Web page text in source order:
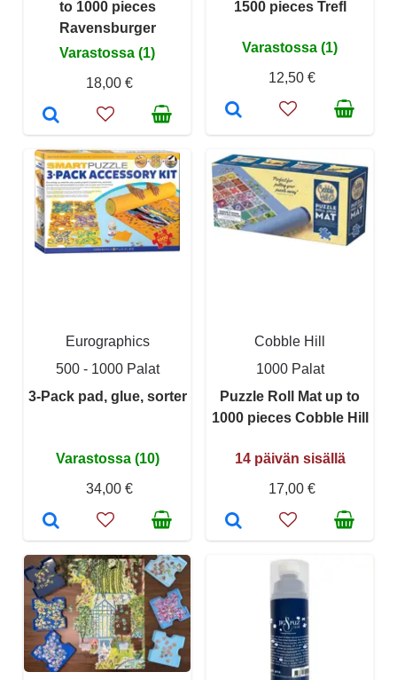
to 1000 pieces
Ravensburger
Varastossa (1)
18,00 €
1500 pieces Trefl
Varastossa (1)
12,50 €
Eurographics
500 - 1000 Palat
3-Pack pad, glue, sorter
Varastossa (10)
34,00 €
Cobble Hill
1000 Palat
Puzzle Roll Mat up to
1000 pieces Cobble Hill
14 päivän sisällä
17,00 €